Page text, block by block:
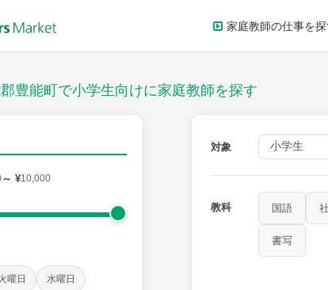
家庭教師の仕事を探
豊能町で小学生向けに家庭教師を探す
～ ¥10,000
曜日 水曜日
対象
教科 国語
書写